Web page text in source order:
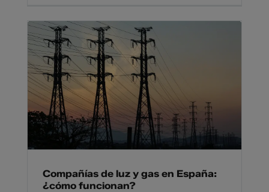
Compañías de luz y gas en España:
¿cómo funcionan?